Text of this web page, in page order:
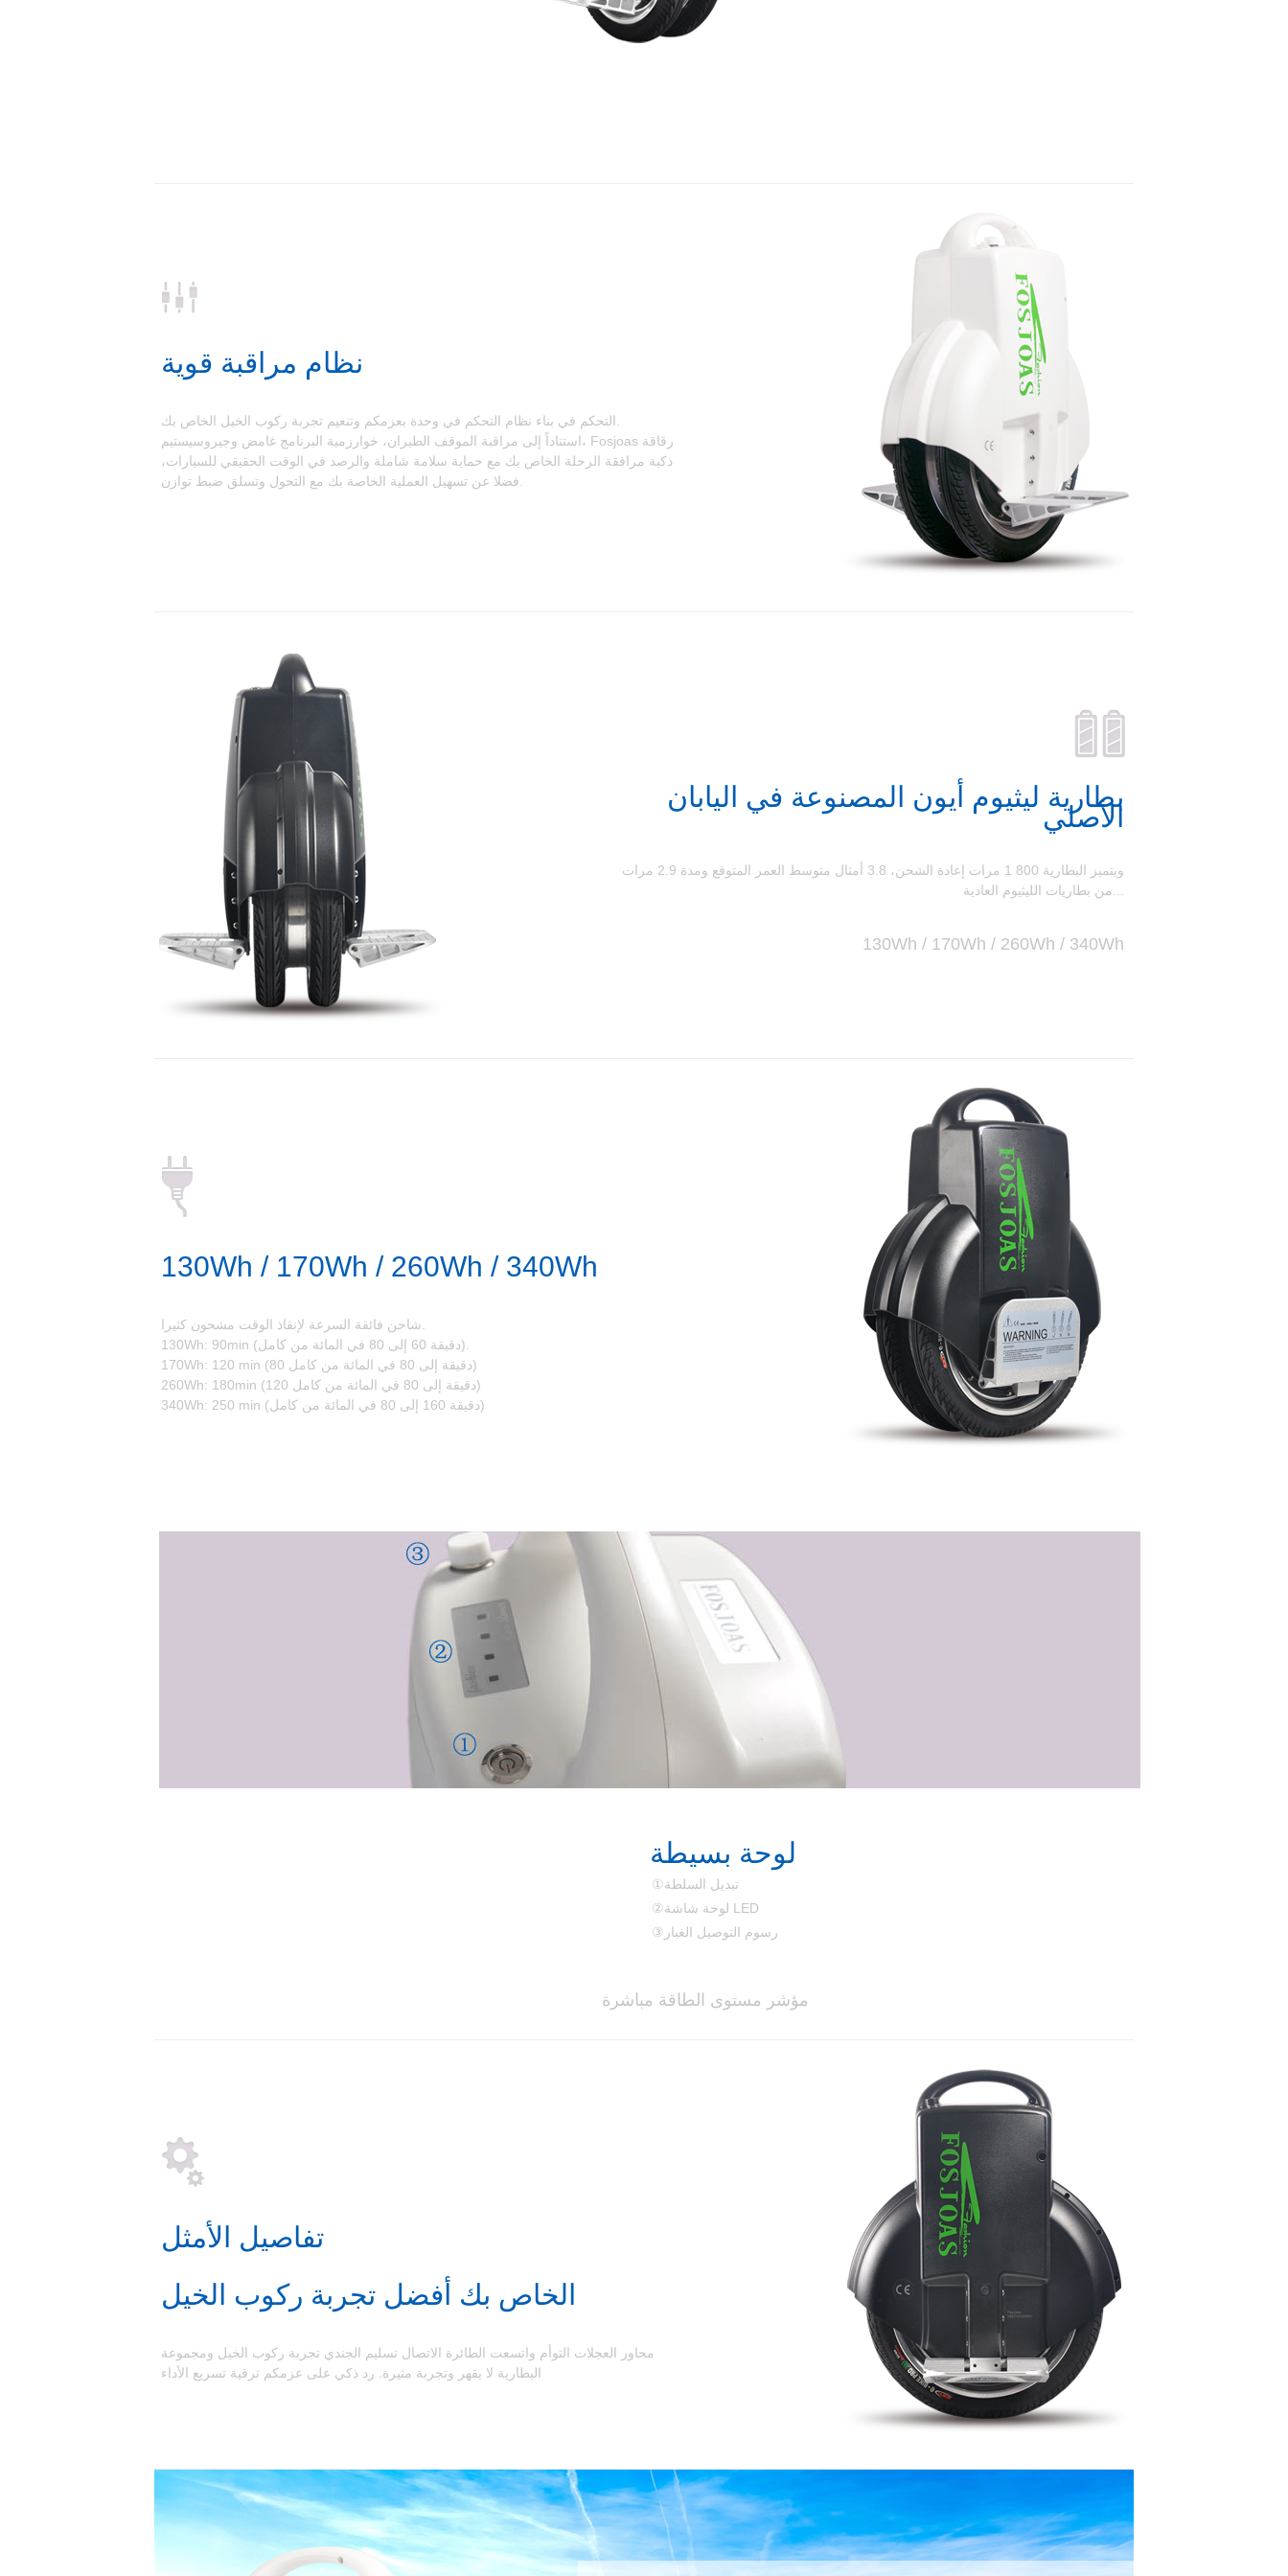
نظام مراقبة قوية
استناداً إلى مراقبة الموقف الطيران، خوارزمية البرنامج غامض وجيروسيستيم، Fosjoas رقاقة
ذكية مرافقة الرحلة الخاص بك مع حماية سلامة شاملة والرصد في الوقت الحقيقي للسيارات،
بطارية ليثيوم أيون المصنوعة في اليابان
الأصلي
ويتميز البطارية 800 1 مرات إعادة الشحن، 3.8 أمثال متوسط العمر المتوقع ومدة 2.9 مرات
130Wh / 170Wh / 260Wh / 340Wh
130Wh / 170Wh / 260Wh / 340Wh
130Wh: 90min (دقيقة 60 إلى 80 في المائة من كامل).
170Wh: 120 min (80 دقيقة إلى 80 في المائة من كامل)
260Wh: 180min (120 دقيقة إلى 80 في المائة من كامل)
340Wh: 250 min (دقيقة 160 إلى 80 في المائة من كامل)
لوحة بسيطة
①تبديل السلطة
②لوحة شاشة LED
③رسوم التوصيل الغبار
مؤشر مستوى الطاقة مباشرة
تفاصيل الأمثل
الخاص بك أفضل تجربة ركوب الخيل
محاور العجلات التوأم واتسعت الطائرة الاتصال تسليم الجندي تجربة ركوب الخيل ومجموعة
البطارية لا يقهر وتجربة مثيرة. رد ذكي على عزمكم ترقية تسريع الأداء